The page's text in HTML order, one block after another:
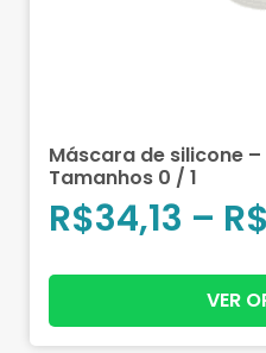
Máscara de silicone
Tamanhos 0 / 1
R$34,13 – R$
VER